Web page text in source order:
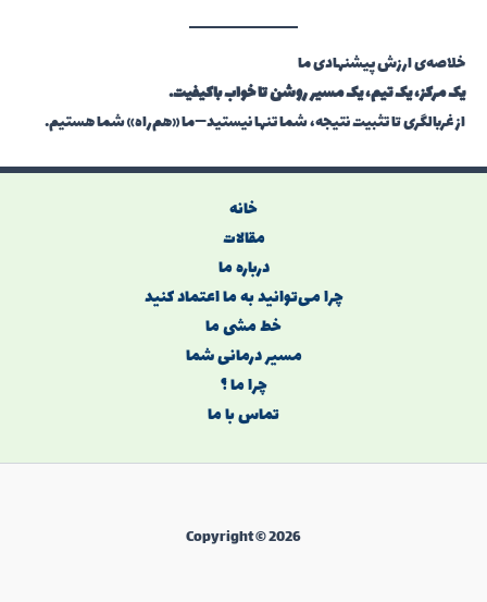
خلاصه‌ی ارزش پیشنهادی ما
یک مرکز، یک تیم، یک مسیر روشن تا خواب باکیفیت.
از غربالگری تا تثبیت نتیجه، شما تنها نیستید—ما «هم‌راه» شما هستیم.
خانه
مقالات
درباره ما
چرا می‌توانید به ما اعتماد کنید
خط‌ مشی ما
مسیر درمانی شما
چرا ما ؟
تماس با ما
Copyright © 2026